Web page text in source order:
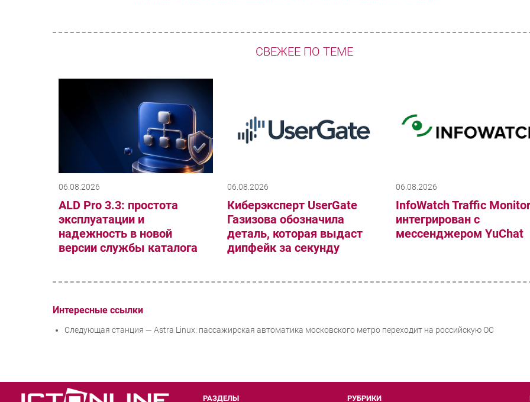
СВЕЖЕЕ ПО ТЕМЕ
06.08.2026
ALD Pro 3.3: простота
эксплуатации и
надежность в новой
версии службы каталога
06.08.2026
Киберэксперт UserGate
Газизова обозначила
деталь, которая выдаст
дипфейк за секунду
06.08.2026
InfoWatch Traffic Monitor
интегрирован с
мессенджером YuChat
Интересные ссылки
Следующая станция — Astra Linux: пассажирская автоматика московского метро переходит на российскую ОС
РАЗДЕЛЫ РУБРИКИ